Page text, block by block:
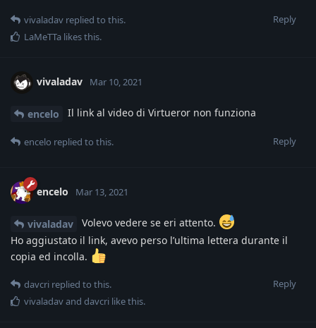
Reply
vivaladav replied to this.
LaMeTTa likes this.
vivaladav Mar 10, 2021
encelo Il link al video di Virtueror non funziona
Reply
encelo replied to this.
encelo Mar 13, 2021
vivaladav
Volevo vedere se eri attento.
Ho aggiustato il link, avevo perso l’ultima lettera durante il
copia ed incolla.
Reply
davcri replied to this.
vivaladavand davcri like this.